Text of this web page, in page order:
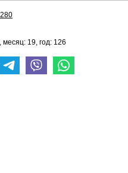
месяц: 19, год: 126